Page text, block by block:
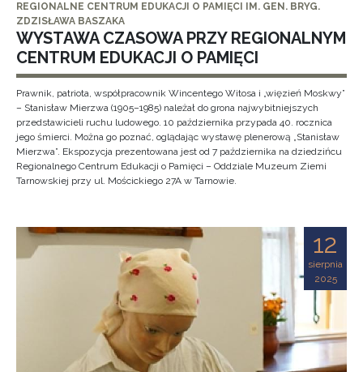
REGIONALNE CENTRUM EDUKACJI O PAMIĘCI IM. GEN. BRYG.
ZDZISŁAWA BASZAKA
WYSTAWA CZASOWA PRZY REGIONALNYM
CENTRUM EDUKACJI O PAMIĘCI
Prawnik, patriota, współpracownik Wincentego Witosa i „więzień Moskwy”
– Stanisław Mierzwa (1905–1985) należał do grona najwybitniejszych
przedstawicieli ruchu ludowego. 10 października przypada 40. rocznica
jego śmierci. Można go poznać, oglądając wystawę plenerową „Stanisław
Mierzwa”. Ekspozycja prezentowana jest od 7 października na dziedzińcu
Regionalnego Centrum Edukacji o Pamięci – Oddziale Muzeum Ziemi
Tarnowskiej przy ul. Mościckiego 27A w Tarnowie.
12
sierpnia
2025